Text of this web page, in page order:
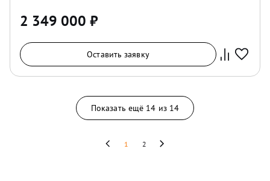
2 349 000 ₽
Оставить заявку
Показать ещё 14 из 14
1 2